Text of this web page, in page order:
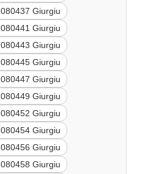
080437 Giurgiu
080441 Giurgiu
080443 Giurgiu
080445 Giurgiu
080447 Giurgiu
080449 Giurgiu
080452 Giurgiu
080454 Giurgiu
080456 Giurgiu
080458 Giurgiu